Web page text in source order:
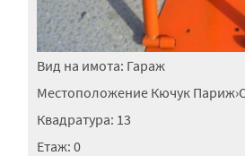
Вид на имота: Гараж
Местоположение Кючук Париж›
Квадратура: 13
Етаж: 0